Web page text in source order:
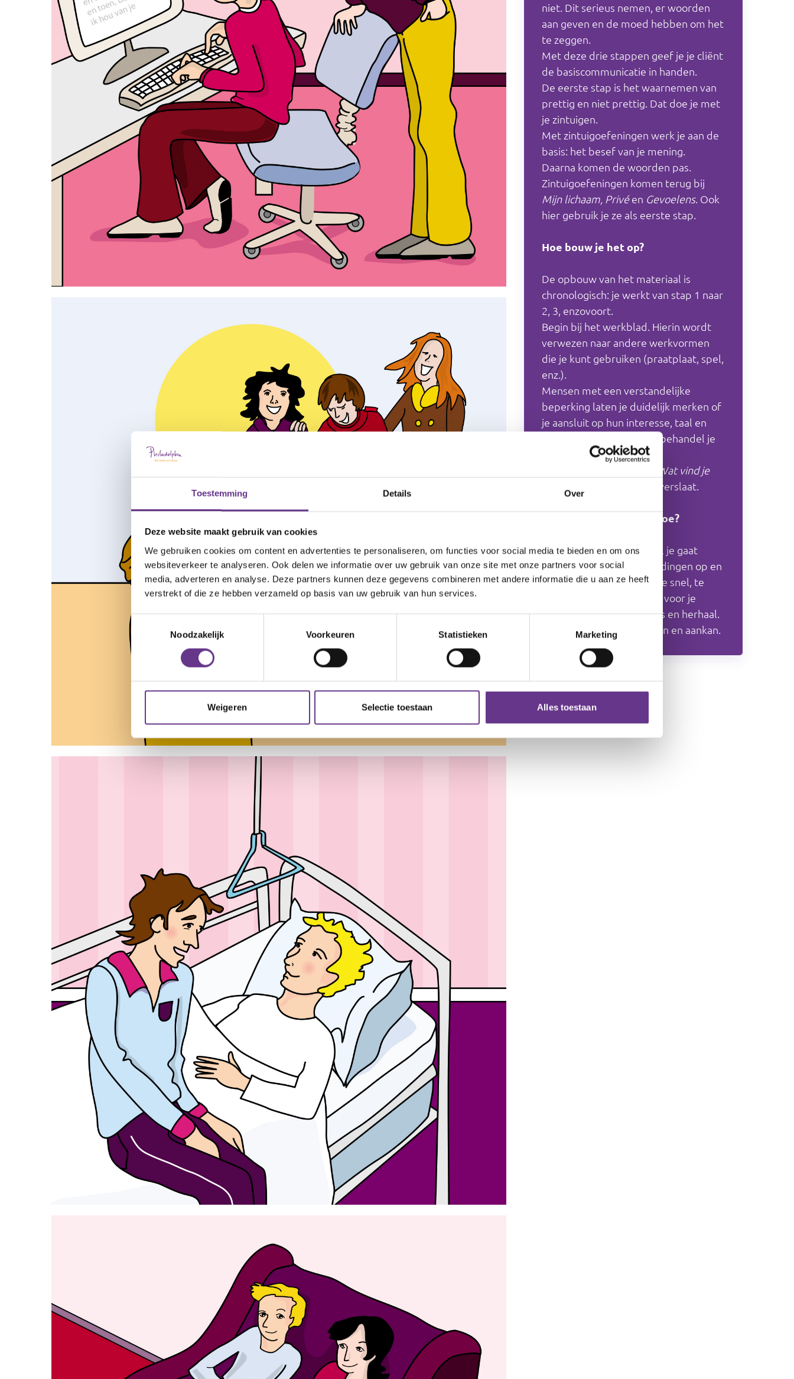
Toestemming Details Over
Deze website maakt gebruik van cookies
We gebruiken cookies om content en advertenties te personaliseren, om functies voor social media te bieden en om ons
websiteverkeer te analyseren. Ook delen we informatie over uw gebruik van onze site met onze partners voor social
media, adverteren en analyse. Deze partners kunnen deze gegevens combineren met andere informatie die u aan ze heeft
verstrekt of die ze hebben verzameld op basis van uw gebruik van hun services.
Noodzakelijk
Voorkeuren Statistieken Marketing
Weigeren Selectie toestaan Alles toestaan
niet. Dit serieus nemen, er woorden
aan geven en de moed hebben om het
te zeggen.
Met deze drie stappen geef je je cliënt
de basiscommunicatie in handen.
De eerste stap is het waarnemen van
prettig en niet prettig. Dat doe je met
je zintuigen.
Met zintuigoefeningen werk je aan de
basis: het besef van je mening.
Daarna komen de woorden pas.
Zintuigoefeningen komen terug bij
Mijn lichaam, Privéen Gevoelens. Ook
hier gebruik je ze als eerste stap.
Hoe bouw je het op?
De opbouw van het materiaal is
chronologisch: je werkt van stap 1 naar
2, 3, enzovoort.
Begin bij het werkblad. Hierin wordt
verwezen naar andere werkvormen
die je kunt gebruiken (praatplaat, spel,
enz.).
Mensen met een verstandelijke
beperking laten je duidelijk merken of
je aansluit op hun interesse, taal en
niveau. Wat al bekend is, behandel je
kort of sla je over.
Wat vind je
voordat je iets overslaat.
Hoe past de cliënt het toe?
Rapporteer aan welk doel je gaat
werken. Schrijf al je bevindingen op en
evalueer. Stel bij als het ‘te snel, te
moeilijk of te makkelijk’ is voor je
cliënt. Zoek oefensituaties en herhaal.
Bespreek wat de cliënt kan en aankan.